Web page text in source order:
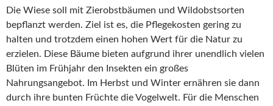
Die Wiese soll mit Zierobstbäumen und Wildobstsorten
bepflanzt werden. Ziel ist es, die Pflegekosten gering zu
halten und trotzdem einen hohen Wert für die Natur zu
erzielen. Diese Bäume bieten aufgrund ihrer unendlich vielen
Blüten im Frühjahr den Insekten ein großes
Nahrungsangebot. Im Herbst und Winter ernähren sie dann
durch ihre bunten Früchte die Vogelwelt. Für die Menschen